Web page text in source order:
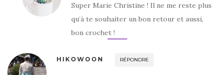
Super Marie Christine ! Il ne me reste plus
qu’à te souhaiter un bon retour et aussi,
bon crochet !
HIKOWOON RÉPONDRE